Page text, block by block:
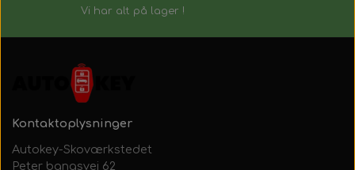
Vi har alt på lager !
Kontaktoplysninger
Autokey-Skoværkstedet
Peter bangsvej 62